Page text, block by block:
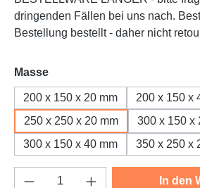
dringenden Fällen bei uns nach.
Bestellung bestellt - daher nicht
Masseauswählen
200 x 150 x 20 mm
200 x 150 x
250 x 250 x 20 mm
300 x 150 x
300 x 150 x 40 mm
350 x 250 x
Produkt Anzahl: Gib den
In den